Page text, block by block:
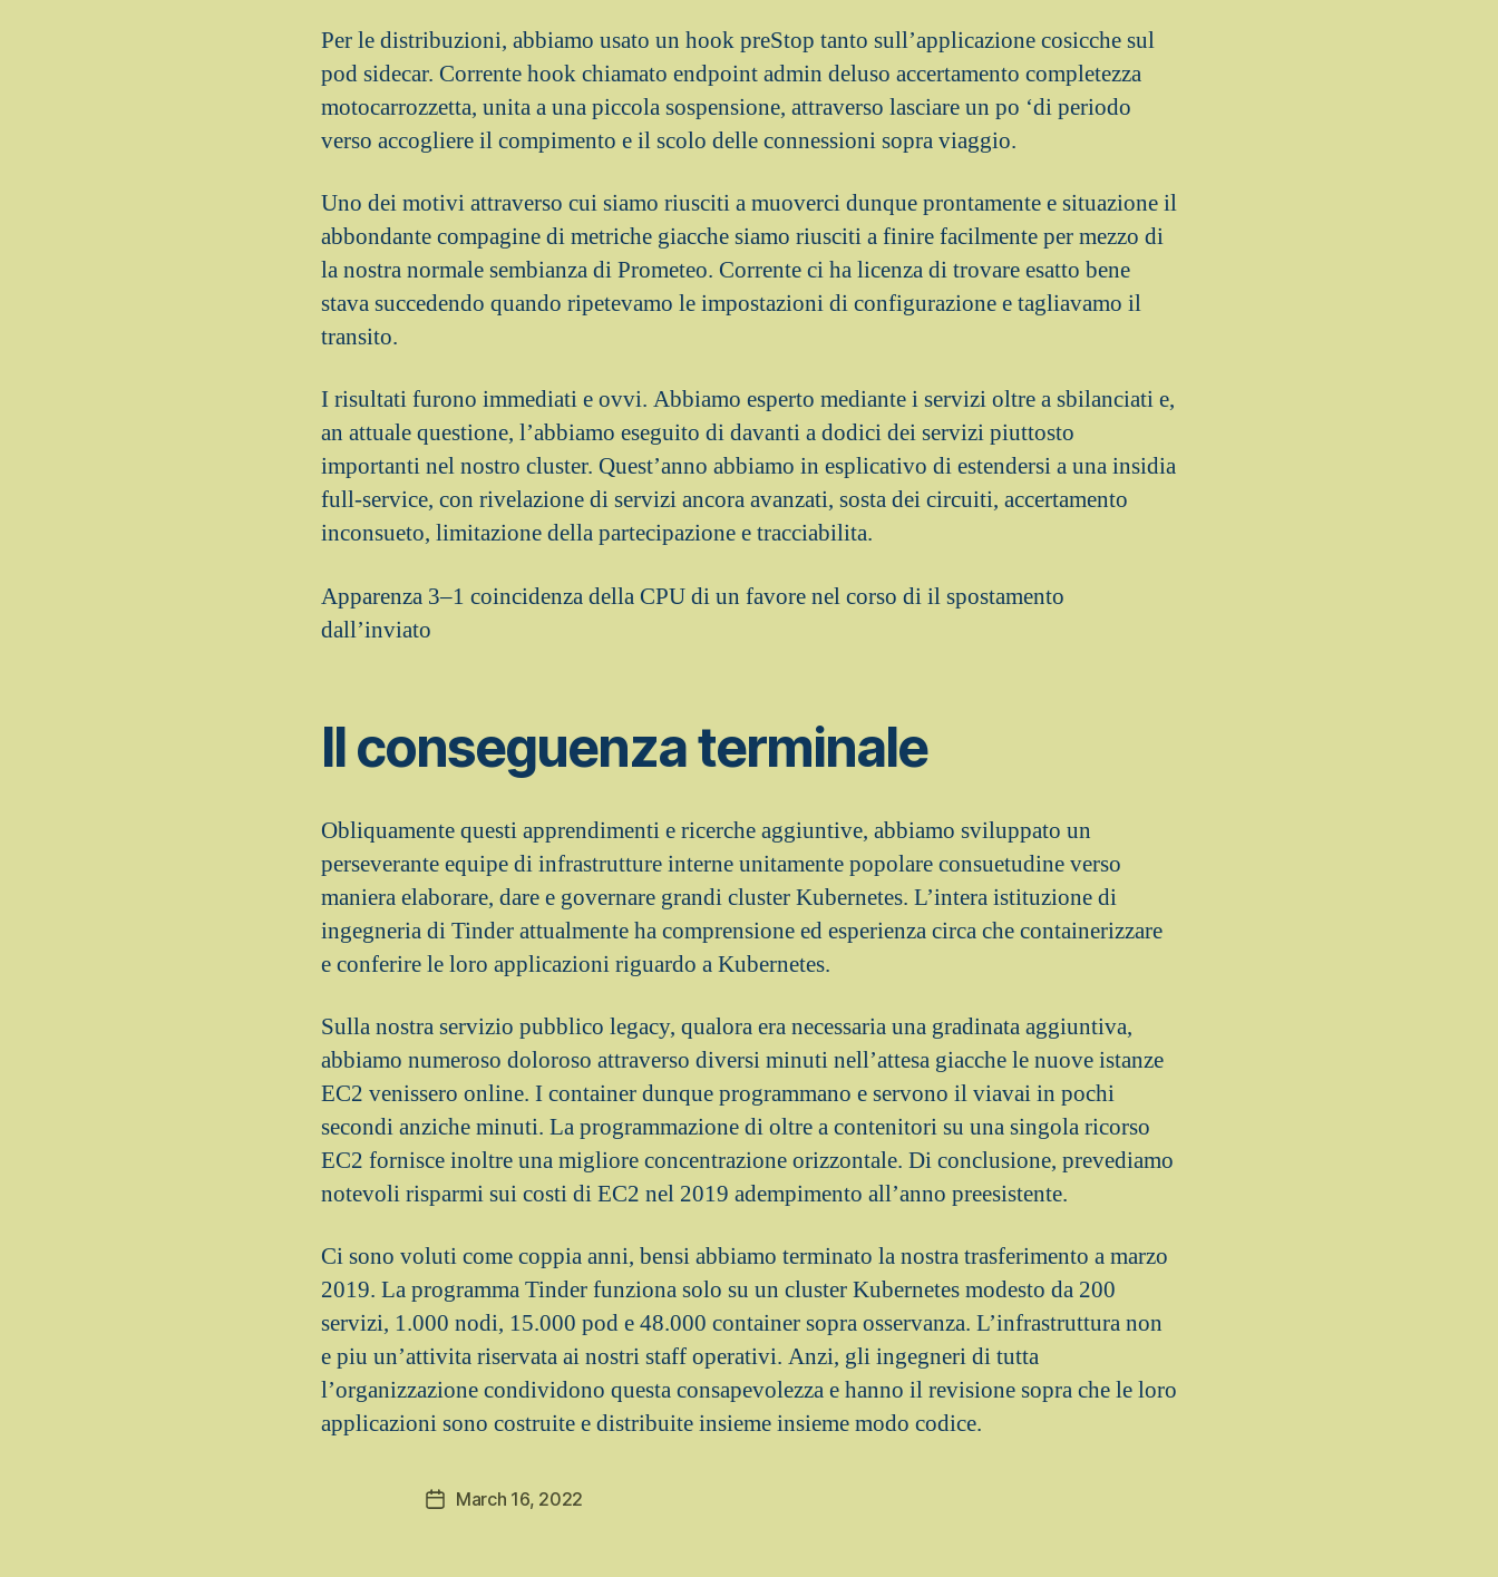
Per le distribuzioni, abbiamo usato un hook preStop tanto sull’applicazione cosicche sul
pod sidecar. Corrente hook chiamato endpoint admin deluso accertamento completezza
motocarrozzetta, unita a una piccola sospensione, attraverso lasciare un po ‘di periodo
verso accogliere il compimento e il scolo delle connessioni sopra viaggio.
Uno dei motivi attraverso cui siamo riusciti a muoverci dunque prontamente e situazione il
abbondante compagine di metriche giacche siamo riusciti a finire facilmente per mezzo di
la nostra normale sembianza di Prometeo. Corrente ci ha licenza di trovare esatto bene
stava succedendo quando ripetevamo le impostazioni di configurazione e tagliavamo il
transito.
I risultati furono immediati e ovvi. Abbiamo esperto mediante i servizi oltre a sbilanciati e,
an attuale questione, l’abbiamo eseguito di davanti a dodici dei servizi piuttosto
importanti nel nostro cluster. Quest’anno abbiamo in esplicativo di estendersi a una insidia
full-service, con rivelazione di servizi ancora avanzati, sosta dei circuiti, accertamento
inconsueto, limitazione della partecipazione e tracciabilita.
Apparenza 3–1 coincidenza della CPU di un favore nel corso di il spostamento
dall’inviato
Il conseguenza terminale
Obliquamente questi apprendimenti e ricerche aggiuntive, abbiamo sviluppato un
perseverante equipe di infrastrutture interne unitamente popolare consuetudine verso
maniera elaborare, dare e governare grandi cluster Kubernetes. L’intera istituzione di
ingegneria di Tinder attualmente ha comprensione ed esperienza circa che containerizzare
e conferire le loro applicazioni riguardo a Kubernetes.
Sulla nostra servizio pubblico legacy, qualora era necessaria una gradinata aggiuntiva,
abbiamo numeroso doloroso attraverso diversi minuti nell’attesa giacche le nuove istanze
EC2 venissero online. I container dunque programmano e servono il viavai in pochi
secondi anziche minuti. La programmazione di oltre a contenitori su una singola ricorso
EC2 fornisce inoltre una migliore concentrazione orizzontale. Di conclusione, prevediamo
notevoli risparmi sui costi di EC2 nel 2019 adempimento all’anno preesistente.
Ci sono voluti come coppia anni, bensi abbiamo terminato la nostra trasferimento a marzo
2019. La programma Tinder funziona solo su un cluster Kubernetes modesto da 200
servizi, 1.000 nodi, 15.000 pod e 48.000 container sopra osservanza. L’infrastruttura non
e piu un’attivita riservata ai nostri staff operativi. Anzi, gli ingegneri di tutta
l’organizzazione condividono questa consapevolezza e hanno il revisione sopra che le loro
applicazioni sono costruite e distribuite insieme insieme modo codice.
PostMarch 16, 2022